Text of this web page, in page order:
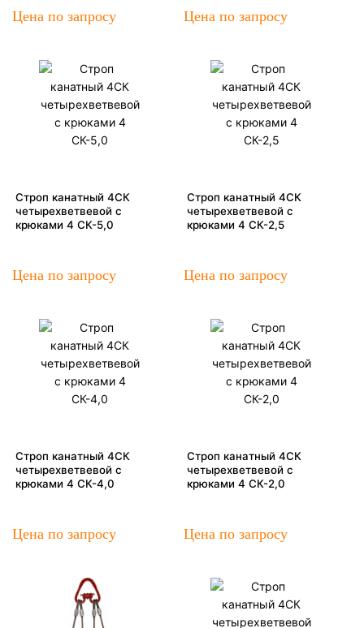
Цена по запросу Цена по запросу
Строп канатный 4СК
четырехветвевой с
крюками 4 СК-5,0
Цена по запросу
Строп канатный 4СК
четырехветвевой с
крюками 4 СК-2,5
Цена по запросу
Строп канатный 4СК
четырехветвевой с
крюками 4 СК-4,0
Цена по запросу
Строп канатный 4СК
четырехветвевой с
крюками 4 СК-2,0
Цена по запросу